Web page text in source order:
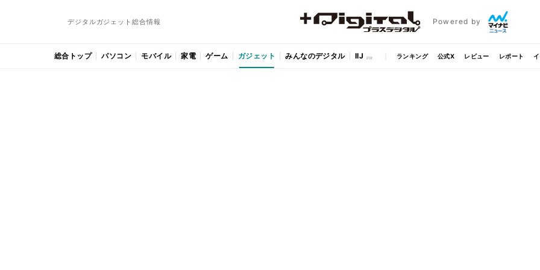
デジタルガジェット総合情報 Powered by
総合トップ パソコン モバイル 家電 ゲーム ガジェット みんなのデジタル IIJ ランキング 公式X レビュー レポート